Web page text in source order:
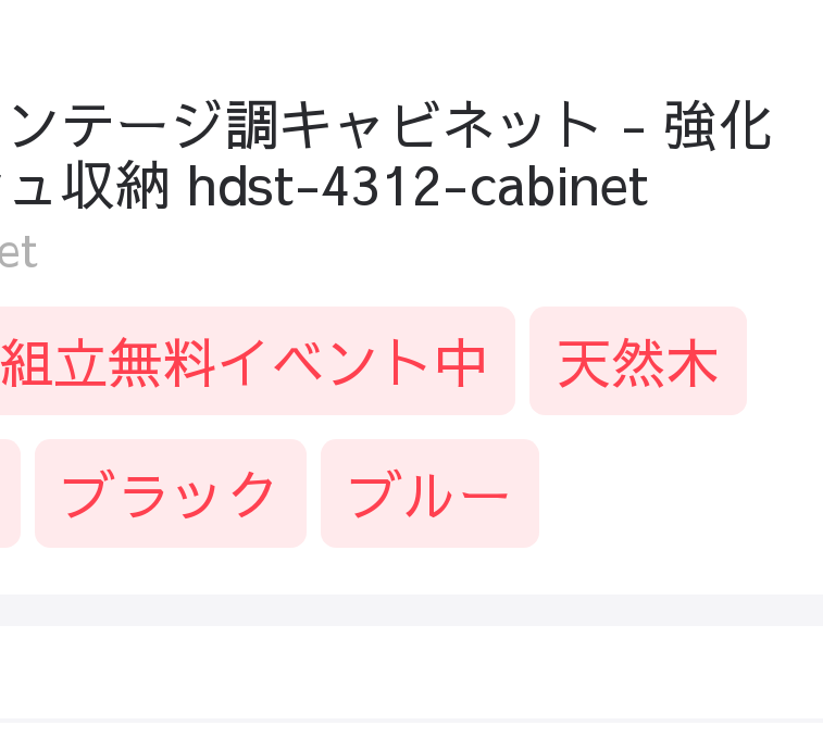
テージ調キャビネット - 強化
収納 hdst-4312-cabinet
立無料イベント中
天然木
ブラック ブルー